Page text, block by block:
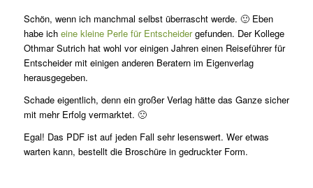
Schön, wenn ich manchmal selbst überrascht werde. 🙂 Eben
habe ich eine kleine Perle für Entscheidergefunden. Der Kollege
Othmar Sutrich hat wohl vor einigen Jahren einen Reiseführer für
Entscheider mit einigen anderen Beratern im Eigenverlag
herausgegeben.
Schade eigentlich, denn ein großer Verlag hätte das Ganze sicher
mit mehr Erfolg vermarktet. 🙁
Egal! Das PDF ist auf jeden Fall sehr lesenswert. Wer etwas
warten kann, bestellt die Broschüre in gedruckter Form.